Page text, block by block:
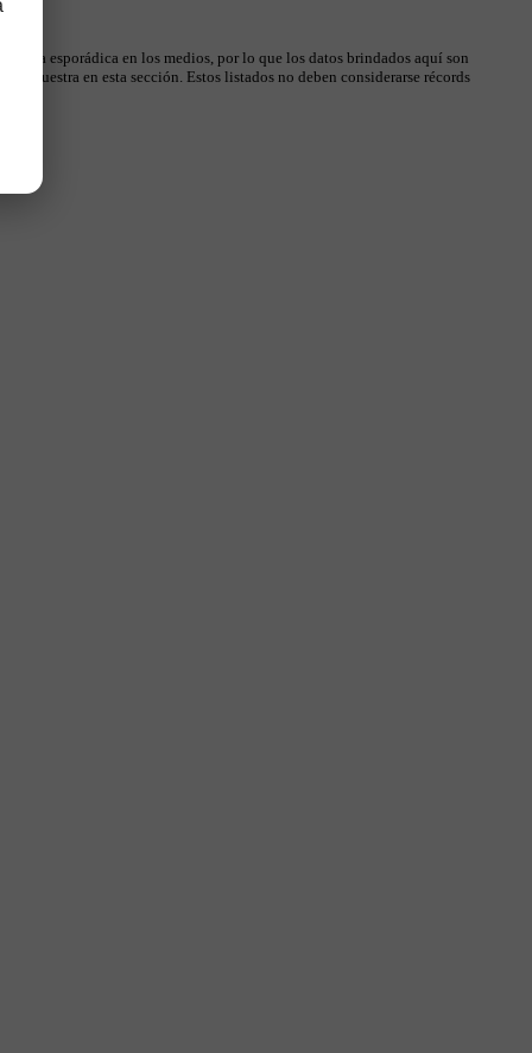
esporádica en los medios, por lo que los datos brindados aquí son
muestra en esta sección. Estos listados no deben considerarse récords